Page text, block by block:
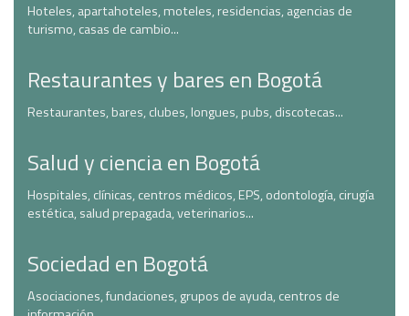
Hoteles, apartahoteles, moteles, residencias, agencias de
turismo, casas de cambio...
Restaurantes y bares en Bogotá
Restaurantes, bares, clubes, longues, pubs, discotecas...
Salud y ciencia en Bogotá
Hospitales, clínicas, centros médicos, EPS, odontología, cirugía
estética, salud prepagada, veterinarios...
Sociedad en Bogotá
Asociaciones, fundaciones, grupos de ayuda, centros de